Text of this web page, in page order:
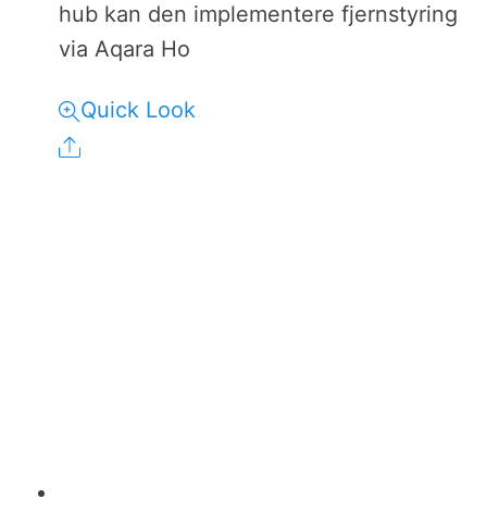
hub kan den implementere fjernstyring
via Aqara Ho
Quick Look
Share